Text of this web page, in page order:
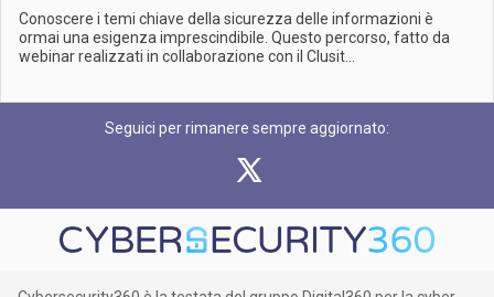
Conoscere i temi chiave della sicurezza delle informazioni è
ormai una esigenza imprescindibile. Questo percorso, fatto da
webinar realizzati in collaborazione con il Clusit...
Seguici per rimanere sempre aggiornato: